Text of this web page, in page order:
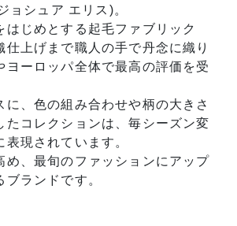
ョシュア エリス)。
はじめとする起毛ファブリック
仕上げまで職人の手で丹念に織り
ヨーロッパ全体で最高の評価を受
に、色の組み合わせや柄の大きさ
たコレクションは、毎シーズン変
現されています。
め、最旬のファッションにアップ
ランドです。